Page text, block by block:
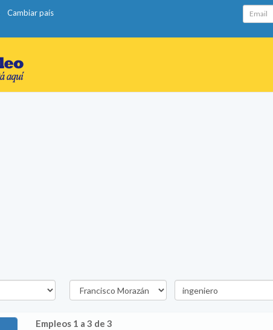
Cambiar país Email
Departamento
Palabra
clave
Empleos 1 a 3 de 3